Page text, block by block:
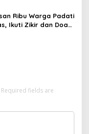
Ribu Warga Padati
Ikuti Zikir dan Doa
Required fields are